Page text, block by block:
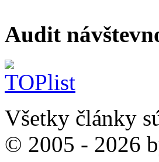
Audit
Všetky články
© 2005 - 2026